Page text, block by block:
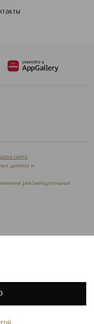
сайта
данных и
рекомендательных